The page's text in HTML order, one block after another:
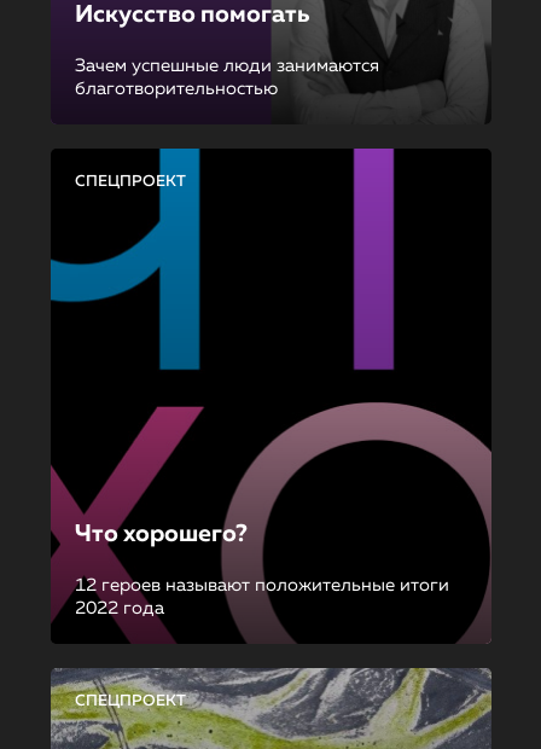
Искусство помогать
Зачем успешные люди занимаются
благотворительностью
СПЕЦПРОЕКТ
Что хорошего?
12 героев называют положительные итоги
2022 года
СПЕЦПРОЕКТ